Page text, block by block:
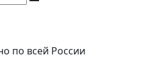
по всей России